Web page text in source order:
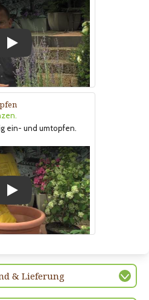
Play
ein- und umtopfen.
Play
& Lieferung